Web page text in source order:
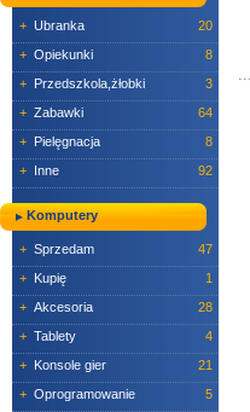
+ Ubranka
20
+ Opiekunki
8
+ Przedszkola,żłobki
3
+ Zabawki
64
+ Pielęgnacja
8
+ Inne 92
Komputery
+ Sprzedam
47
+ Kupię
1
+ Akcesoria
28
+ Tablety
4
+ Konsole gier
21
+ Oprogramowanie
5